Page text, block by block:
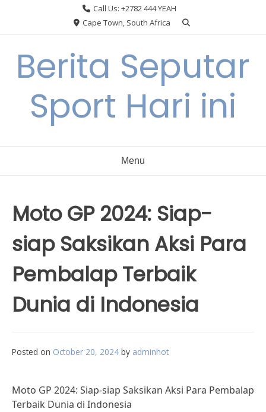
Call Us: +2782 444 YEAH
Cape Town, South Africa
Berita Seputar
Sport Hari ini
Menu
Moto GP 2024: Siap-
siap Saksikan Aksi Para
Pembalap Terbaik
Dunia di Indonesia
Posted on October 20, 2024 by adminhot
Moto GP 2024: Siap-siap Saksikan Aksi Para Pembalap
Terbaik Dunia di Indonesia